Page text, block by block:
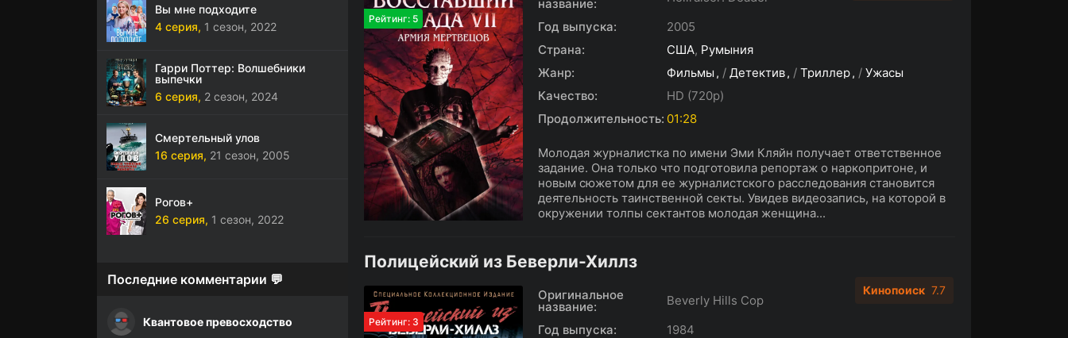
Рейтинг: 5
название:
Год выпуска:
2005
Страна:
США, Румыния
Жанр:
Фильмы / Детектив / Триллер / Ужасы
Качество:
HD (720p)
Продолжительность: 01:28
Молодая журналистка по имени Эми Кляйн получает ответственное
задание. Она только что подготовила репортаж о наркопритоне, и
новым сюжетом для ее журналистского расследования становится
деятельность таинственной секты. Увидев видеозапись, на которой в
окружении толпы сектантов молодая женщина...
Полицейский из Беверли-Хиллз
Рейтинг: 3
Оригинальное
название:
Beverly Hills Cop
Год выпуска:
1984
Кинопоиск 7.7
Вы мне подходите
4 серия, 1 сезон, 2022
Гарри Поттер: Волшебники
выпечки
6 серия, 2 сезон, 2024
Смертельный улов
16 серия, 21 сезон, 2005
Рогов+
26 серия, 1 сезон, 2022
Последние комментарии 💬
Квантовое превосходство